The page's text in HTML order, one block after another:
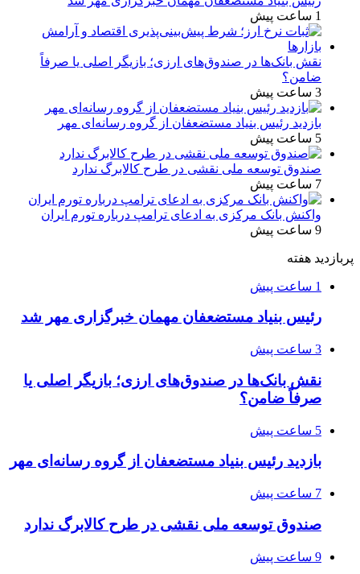
1 ساعت پیش
نقش بانک‌ها در صندوق‌های ارزی؛ بازیگر اصلی یا صرفاً
ضامن؟
3 ساعت پیش
بازدید رئیس بنیاد مستضعفان از گروه رسانه‌ای مهر
5 ساعت پیش
صندوق توسعه ملی نقشی در طرح کالابرگ ندارد
7 ساعت پیش
واکنش بانک مرکزی به ادعای ترامپ درباره تورم ایران
9 ساعت پیش
پربازدید هفته
1 ساعت پیش
رئیس بنیاد مستضعفان مهمان خبرگزاری مهر شد
3 ساعت پیش
نقش بانک‌ها در صندوق‌های ارزی؛ بازیگر اصلی یا
صرفاً ضامن؟
5 ساعت پیش
بازدید رئیس بنیاد مستضعفان از گروه رسانه‌ای مهر
7 ساعت پیش
صندوق توسعه ملی نقشی در طرح کالابرگ ندارد
9 ساعت پیش